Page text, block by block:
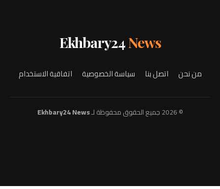
Ekhbary24News
من نحن اتصل بنا سياسة الخصوصية اتفاقية الاستخدام
© 2026 جميع الحقوق محفوظة لـ Ekhbary24 News